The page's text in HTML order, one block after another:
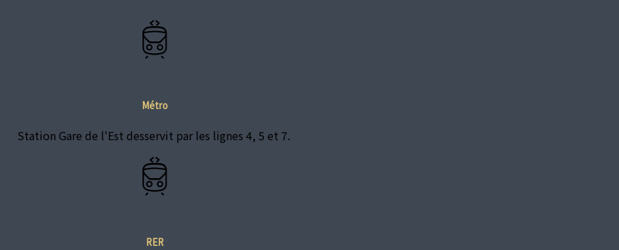
Métro
Station Gare de l'Est desservit par les lignes 4, 5 et 7.
RER